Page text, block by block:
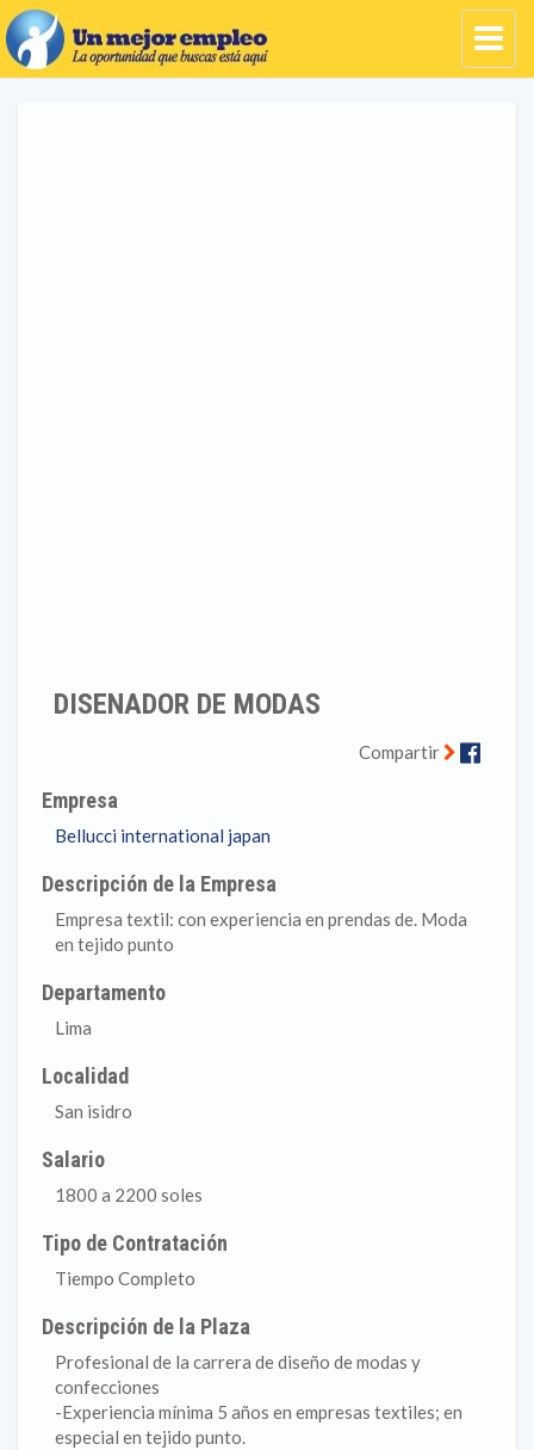
DISENADOR DE MODAS
Compartir
Empresa
Bellucci international japan
Descripción de la Empresa
Empresa textil: con experiencia en prendas de. Moda
en tejido punto
Departamento
Lima
Localidad
San isidro
Salario
1800 a 2200 soles
Tipo de Contratación
Tiempo Completo
Descripción de la Plaza
Profesional de la carrera de diseño de modas y
confecciones
-Experiencia mínima 5 años en empresas textiles; en
especial en tejido punto.